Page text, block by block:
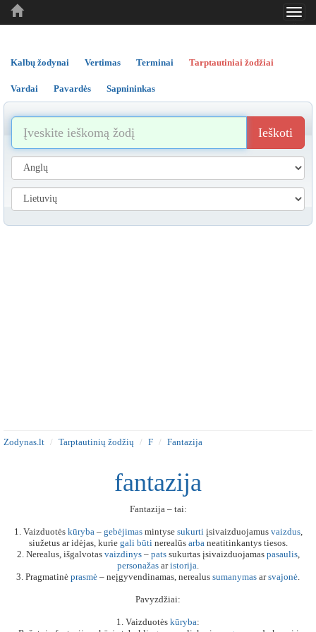
..
..
Kalbų žodynai Vertimas Terminai Tarptautiniai žodžiai
Vardai Pavardės Sapnininkas
Ieškoti
Zodynas.lt Tarptautinių žodžių F Fantazija
fantazija
Fantazija – tai:
1. Vaizduotės kūryba– gebėjimasmintyse sukurtiįsivaizduojamus vaizdus,
siužetus ar idėjas, kurie gali būtinerealūs arbaneatitinkantys tiesos.
2. Nerealus, išgalvotas vaizdinys– patssukurtas įsivaizduojamas pasaulis,
personažas aristorija.
3. Pragmatinė prasmė – neįgyvendinamas, nerealus sumanymas arsvajonė.
Pavyzdžiai:
1. Vaizduotės kūryba: